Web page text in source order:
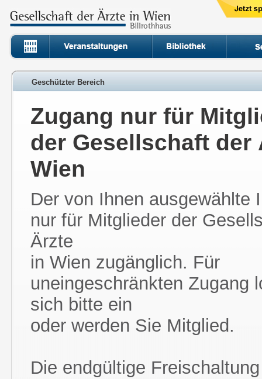
Geschützter Bereich
Zugang nur für
der Gesellschaft der
Wien
Der von Ihnen ausgewählte
nur für Mitglieder der
Ärzte
in Wien zugänglich. Für
uneingeschränkten Zugang
sich bitte ein
oder werden Sie Mitglied.
Die endgültige